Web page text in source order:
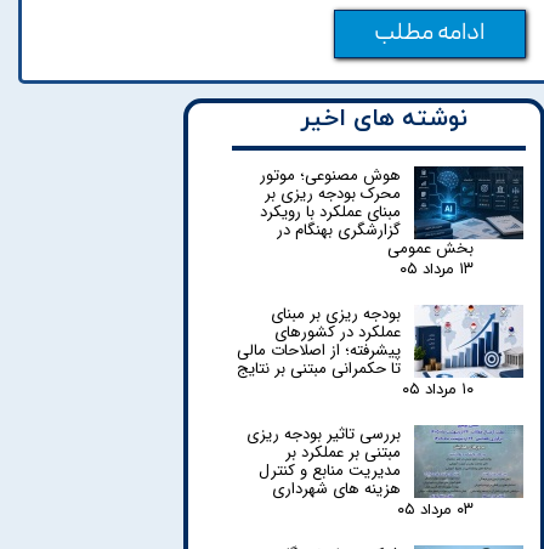
ادامه مطلب
نوشته های اخیر
هوش مصنوعی؛ موتور
محرک بودجه ریزی بر
مبنای عملکرد با رویکرد
گزارشگری بهنگام در
بخش عمومی
۱۳ مرداد ۰۵
بودجه ریزی بر مبنای
عملکرد در کشورهای
پیشرفته؛ از اصلاحات مالی
تا حکمرانی مبتنی بر نتایج
۱۰ مرداد ۰۵
بررسی تاثیر بودجه ریزی
مبتنی بر عملکرد بر
مدیریت منابع و کنترل
هزینه های شهرداری
۰۳ مرداد ۰۵